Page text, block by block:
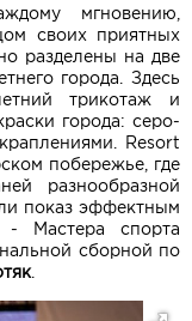
мгновению,
своих приятных
разделены на две
города. Здесь
трикотаж и
города: серо-
Resort
побережье, где
разнообразной
показ эффектным
- Мастера спорта
сборной по
.